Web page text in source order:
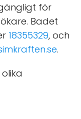
för
Badet
18355329, och
.